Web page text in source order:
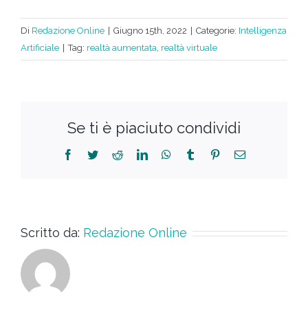
Di Redazione Online Giugno 15th, 2022 Categorie: Intelligenza
Artificiale
Tag: realtà aumentata, realtà virtuale
Se ti è piaciuto condividi
Scritto da: Redazione Online